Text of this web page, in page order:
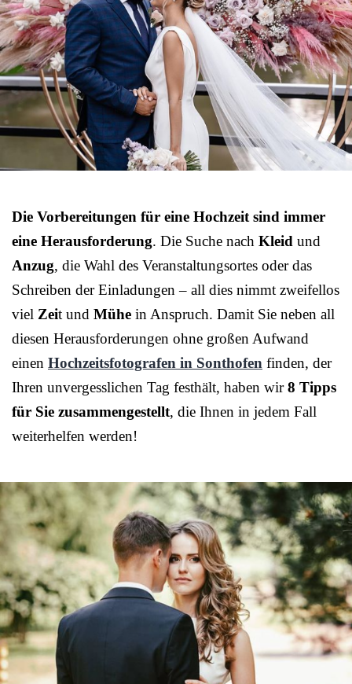
Die Vorbereitungen für eine Hochzeit sind immer
eine Herausforderung. Die Suche nach Kleid und
Anzug, die Wahl des Veranstaltungsortes oder das
Schreiben der Einladungen – all dies nimmt zweifellos
viel Zeit und Mühe in Anspruch. Damit Sie neben all
diesen Herausforderungen ohne großen Aufwand
einen Hochzeitsfotografen in Sonthofen finden, der
Ihren unvergesslichen Tag festhält, haben wir8 Tipps
für Sie zusammengestellt, die Ihnen in jedem Fall
weiterhelfen werden!